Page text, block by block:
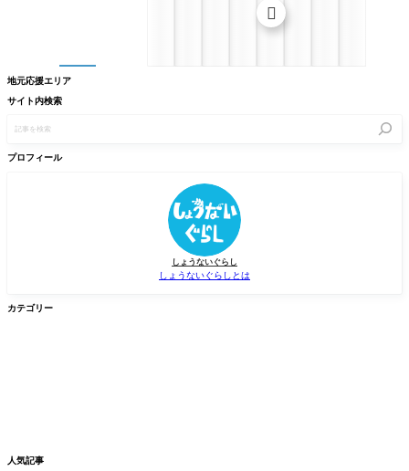
地元応援エリア
サイト内検索
検
プロフィール
しょうないぐらし
しょうないぐらしとは
カテゴリー
人気記事
